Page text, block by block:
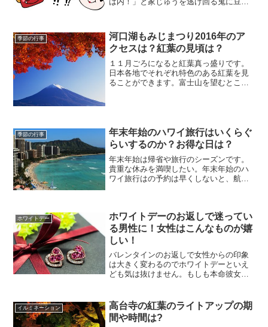
とをしませんでしたか。鬼が痛い痛い、
そう強くぶつけるのはやめて...
季節の行事
河口湖もみじまつり2016年のア
クセスは？紅葉の見頃は？
１１月ごろになると紅葉真っ盛りです。
日本各地でそれぞれ特色のある紅葉を見
ることができます。富士山を望むところ
季節の行事
年末年始のハワイ旅行はいくらぐ
らいするのか？お得な日は？
年末年始は帰省や旅行のシーズンです。
貴重な休みを満喫したい。年末年始のハ
ワイ旅行はの予約は早くしないと、航空
旅行に行きくと、ワイキキ...
ホワイトデー
ホワイトデーのお返しで迷ってい
る男性に！女性はこんなものが嬉
しい！
バレンタインのお返しで女性からの印象
は大きく変わるのでホワイトデーといえ
ども気は抜けません。もしも本命彼女が
みられ「甲斐性がない」「来年はあげな
い」と思われる可能性も…...
イルミネーション
高台寺の紅葉のライトアップの期
間や時間は?